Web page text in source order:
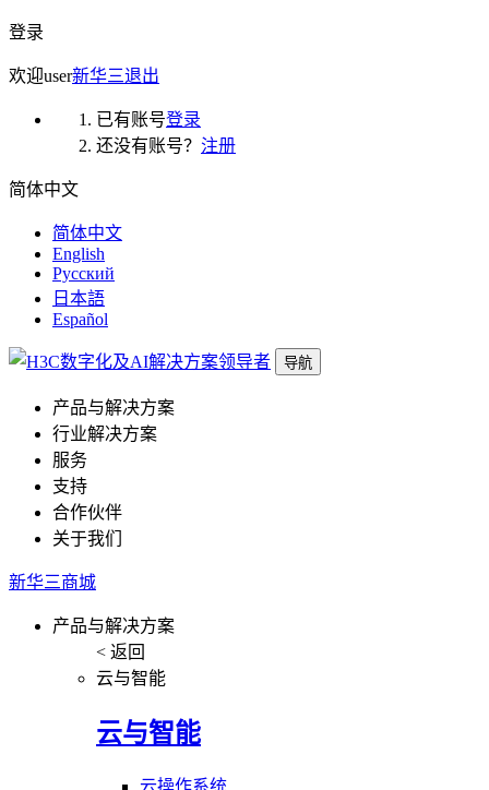
登录
欢迎user新华三退出
已有账号登录
还没有账号？ 注册
简体中文
简体中文
English
Русский
日本語
Español
导航
产品与解决方案
行业解决方案
服务
支持
合作伙伴
关于我们
新华三商城
产品与解决方案
< 返回
云与智能
云与智能
云操作系统